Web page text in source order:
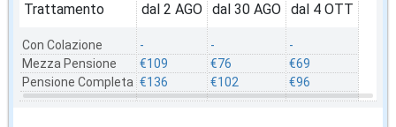
Trattamento
Con Colazione
Mezza Pensione
Pensione Completa
dal 2 AGO
-
€109
€136
dal 30 AGO
-
€76
€102
dal 4 OTT
-
€69
€96